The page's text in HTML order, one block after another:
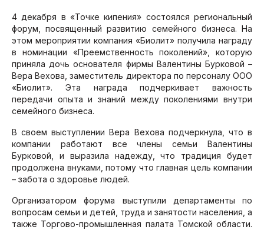
4 декабря в «Точке кипения» состоялся региональный
форум, посвященный развитию семейного бизнеса. На
этом мероприятии компания «Биолит» получила награду
в номинации «Преемственность поколений», которую
приняла дочь основателя фирмы Валентины Бурковой –
Вера Вехова, заместитель директора по персоналу ООО
«Биолит». Эта награда подчеркивает важность
передачи опыта и знаний между поколениями внутри
семейного бизнеса.
В своем выступлении Вера Вехова подчеркнула, что в
компании работают все члены семьи Валентины
Бурковой, и выразила надежду, что традиция будет
продолжена внуками, потому что главная цель компании
– забота о здоровье людей.
Организатором форума выступили департаменты по
вопросам семьи и детей, труда и занятости населения, а
также Торгово-промышленная палата Томской области.